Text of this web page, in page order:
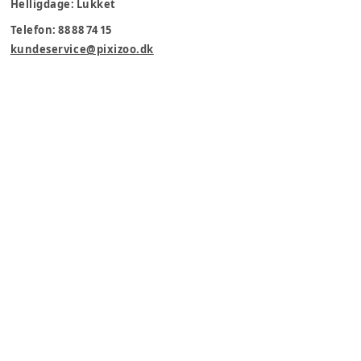
Helligdage: Lukket
Telefon: 88 88 74 15
kundeservice@pixizoo.dk